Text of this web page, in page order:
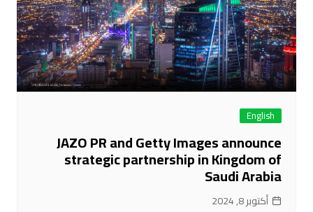
English
JAZO PR and Getty Images announce
strategic partnership in Kingdom of
Saudi Arabia
أكتوبر 8, 2024